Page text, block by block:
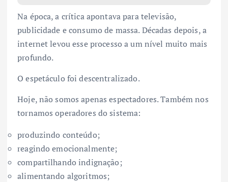
Na época, a crítica apontava para televisão,
publicidade e consumo de massa. Décadas depois, a
internet levou esse processo a um nível muito mais
profundo.
O espetáculo foi descentralizado.
Hoje, não somos apenas espectadores. Também nos
tornamos operadores do sistema:
produzindo conteúdo;
reagindo emocionalmente;
compartilhando indignação;
alimentando algoritmos;